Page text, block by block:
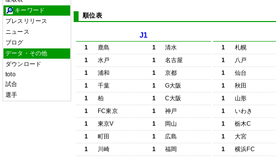
キーワード
プレスリリース
ニュース
ブログ
データ・その他
ダウンロード
toto
試合
選手
順位表
J1
1 鹿島 1
清水
1
水戸 1
名古屋
1
浦和 1
京都
1
千葉 1
G大阪
1
柏 1
C大阪
1
FC東京 1
神戸
1
東京V 1
岡山
1
町田 1
広島
1
川崎 1
福岡
1 札幌
1
八戸
1
仙台
1
秋田
1
山形
1
いわき
1
栃木C
1
大宮
1
横浜FC